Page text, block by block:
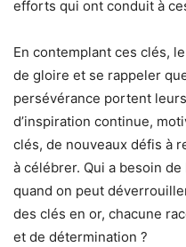
efforts qui ont conduit à
En contemplant ces clés,
de gloire et se rappeler
persévérance portent
d’inspiration continue,
clés, de nouveaux défis à
à célébrer. Qui a besoin de
quand on peut
des clés en or, chacune
et de détermination ?